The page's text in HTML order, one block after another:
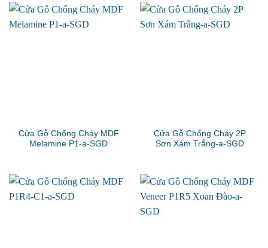
Cửa Gỗ Chống Cháy MDF
Melamine P1-a-SGD
Cửa Gỗ Chống Cháy 2P
Sơn Xám Trắng-a-SGD